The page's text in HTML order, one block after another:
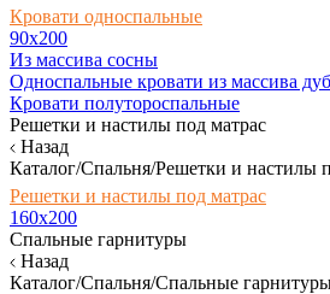
Кровати односпальные
90х200
Из массива сосны
Односпальные кровати из массива
Кровати полутороспальные
Решетки и настилы под матрас
Назад
Каталог/Спальня/Решетки и настилы
Решетки и настилы под матрас
160х200
Спальные гарнитуры
Назад
Каталог/Спальня/Спальные